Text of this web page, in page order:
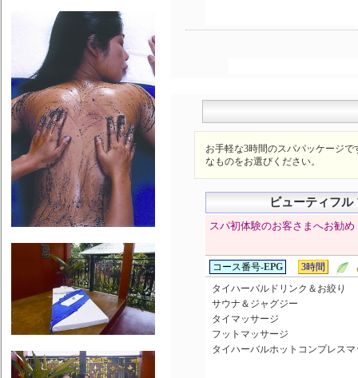
お手軽な3時間のスパパッケージ
なものをお選びください。
ビューティフル
スパ初体験のお客さまへお勧め
コース番号-EPG
3時間
タイハーバルドリンク＆お絞り
サウナ＆ジャグジー
タイマッサージ
フットマッサージ
タイハーバルホットコンプレスマ